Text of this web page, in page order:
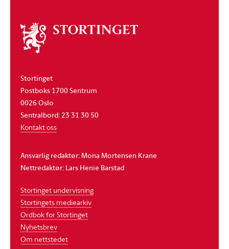
Om
stortinget
Stortinget
Postboks 1700 Sentrum
0026 Oslo
Sentralbord: 23 31 30 50
Kontakt oss
Ansvarlig redaktør: Mona Mortensen Krane
Nettredaktør: Lars Henie Barstad
Stortinget undervisning
Stortingets mediearkiv
Ordbok for Stortinget
Nyhetsbrev
Om nettstedet